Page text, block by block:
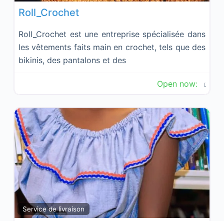
Roll_Crochet
Roll_Crochet est une entreprise spécialisée dans
les vêtements faits main en crochet, tels que des
bikinis, des pantalons et des
Open now:
Service de livraison